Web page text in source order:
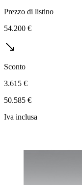
Prezzo di listino
54.200 €
Sconto
3.615 €
50.585 €
Iva inclusa